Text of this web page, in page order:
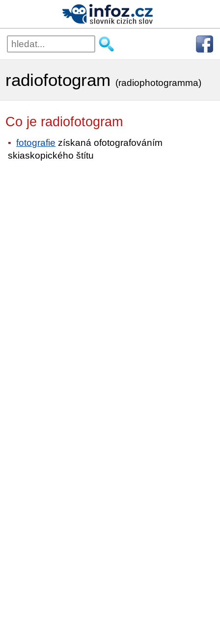
radiofotogram (radiophotogramma)
Co je radiofotogram
fotografie získaná ofotografováním
skiaskopického štítu